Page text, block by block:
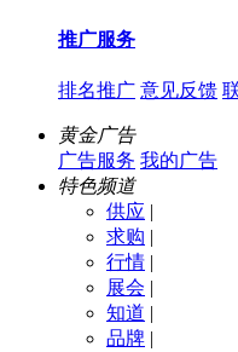
推广服务
排名推广 意见反馈
黄金广告
广告服务 我的广告
特色频道
供应 |
求购 |
行情 |
展会 |
知道 |
品牌 |